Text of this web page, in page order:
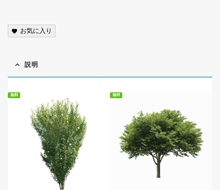
お気に入り
説明
無料
無料ダウンロード
無料
無料ダウンロード